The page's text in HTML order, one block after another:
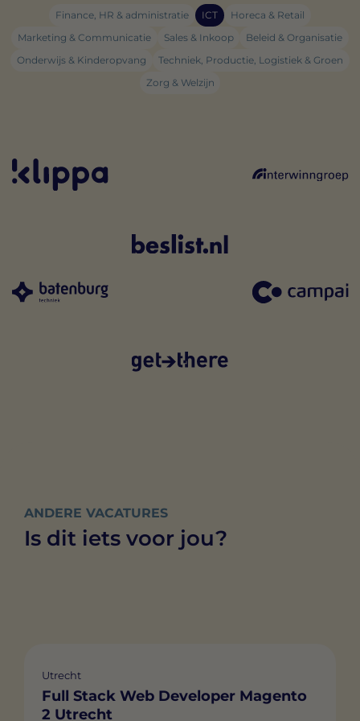
Finance, HR & administratie ICT
Horeca & Retail
Marketing & Communicatie
Sales & Inkoop
Beleid & Organisatie
Onderwijs & Kinderopvang
Techniek, Productie, Logistiek & Groen
Zorg & Welzijn
ANDERE VACATURES
Is dit iets voor jou?
Utrecht
Full Stack Web Developer Magento
2 Utrecht